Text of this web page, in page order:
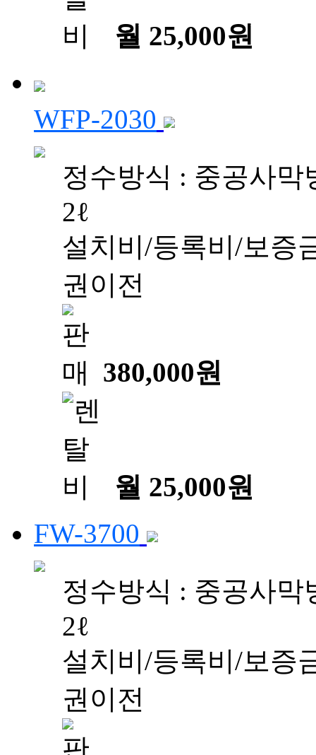
월 25,000원
WFP-2030
정수방식 : 중공사막
2ℓ
설치비/등록비/보증
권이전
380,000원
월 25,000원
FW-3700
정수방식 : 중공사막
2ℓ
설치비/등록비/보증
권이전